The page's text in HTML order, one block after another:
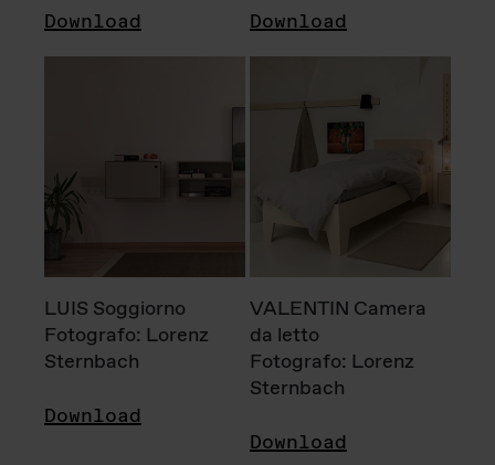
Download Download
LUIS Soggiorno
Fotografo: Lorenz
Sternbach
Download
VALENTIN Camera
da letto
Fotografo: Lorenz
Sternbach
Download